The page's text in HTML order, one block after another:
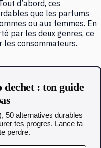
d’abord, ces
que les parfums
ou aux femmes. En
par les deux genres, ce
les consommateurs.
dechet : ton guide
50 alternatives durables
tes progres. Lance ta
perdre.